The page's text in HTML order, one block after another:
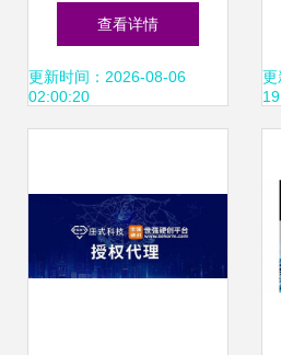
领域 信息科技领域
的技术开发探索
查看详情
更新时间：2026-08-06
02:00:20
更